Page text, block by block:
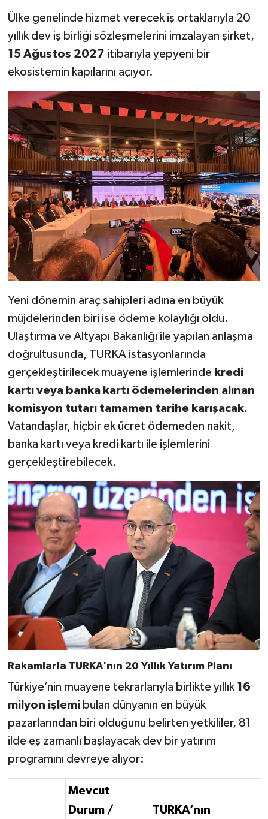
Ülke genelinde hizmet verecek iş ortaklarıyla 20
yıllık dev iş birliği sözleşmelerini imzalayan şirket,
15 Ağustos 2027 itibarıyla yepyeni bir
ekosistemin kapılarını açıyor.
Yeni dönemin araç sahipleri adına en büyük
müjdelerinden biri ise ödeme kolaylığı oldu.
Ulaştırma ve Altyapı Bakanlığı ile yapılan anlaşma
doğrultusunda, TURKA istasyonlarında
gerçekleştirilecek muayene işlemlerinde kredi
kartı veya banka kartı ödemelerinden alınan
komisyon tutarı tamamen tarihe karışacak.
Vatandaşlar, hiçbir ek ücret ödemeden nakit,
banka kartı veya kredi kartı ile işlemlerini
gerçekleştirebilecek.
Rakamlarla TURKA'nın 20 Yıllık Yatırım Planı
Türkiye’nin muayene tekrarlarıyla birlikte yıllık 16
milyon işlemibulan dünyanın en büyük
pazarlarından biri olduğunu belirten yetkililer, 81
ilde eş zamanlı başlayacak dev bir yatırım
programını devreye alıyor:
Mevcut
Durum /
TURKA’nın